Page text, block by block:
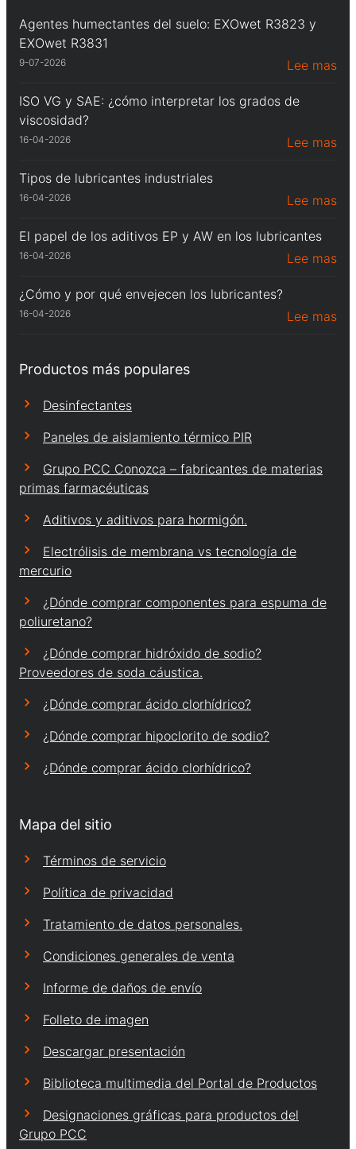
Agentes humectantes del suelo: EXOwet R3823 y
EXOwet R3831
9-07-2026 Lee mas
ISO VG y SAE: ¿cómo interpretar los grados de
viscosidad?
16-04-2026 Lee mas
Tipos de lubricantes industriales
16-04-2026 Lee mas
El papel de los aditivos EP y AW en los lubricantes
16-04-2026 Lee mas
¿Cómo y por qué envejecen los lubricantes?
16-04-2026 Lee mas
Productos más populares
Desinfectantes
Paneles de aislamiento térmico PIR
Grupo PCC Conozca – fabricantes de materias
primas farmacéuticas
Aditivos y aditivos para hormigón.
Electrólisis de membrana vs tecnología de
mercurio
¿Dónde comprar componentes para espuma de
poliuretano?
¿Dónde comprar hidróxido de sodio?
Proveedores de soda cáustica.
¿Dónde comprar ácido clorhídrico?
¿Dónde comprar hipoclorito de sodio?
¿Dónde comprar ácido clorhídrico?
Mapa del sitio
Términos de servicio
Política de privacidad
Tratamiento de datos personales.
Condiciones generales de venta
Informe de daños de envío
Folleto de imagen
Descargar presentación
Biblioteca multimedia del Portal de Productos
Designaciones gráficas para productos del
Grupo PCC